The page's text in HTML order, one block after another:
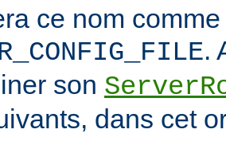
ce nom
.
son
dans cet